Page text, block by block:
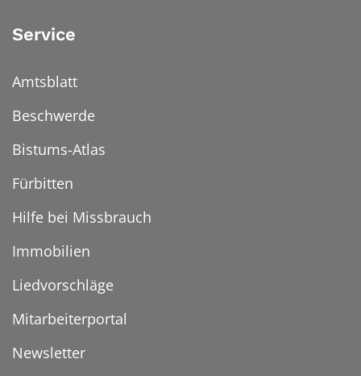
Service
Amtsblatt
Beschwerde
Bistums-Atlas
Fürbitten
Hilfe bei Missbrauch
Immobilien
Liedvorschläge
Mitarbeiterportal
Newsletter